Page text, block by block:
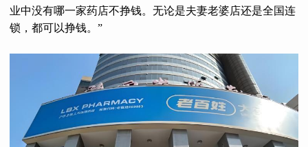
业中没有哪一家药店不挣钱。无论是夫妻老婆店还是全国连
锁，都可以挣钱。”